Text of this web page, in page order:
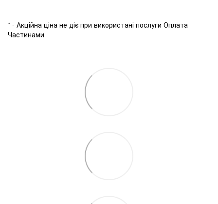
* - Акційна ціна не діє при використані послуги Оплата
Частинами